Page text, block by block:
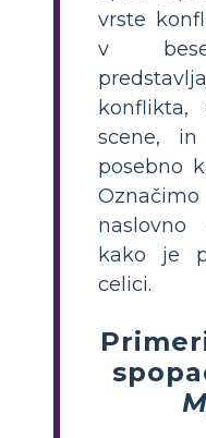
vrste
v
scene,
posebno
kako je
celici.